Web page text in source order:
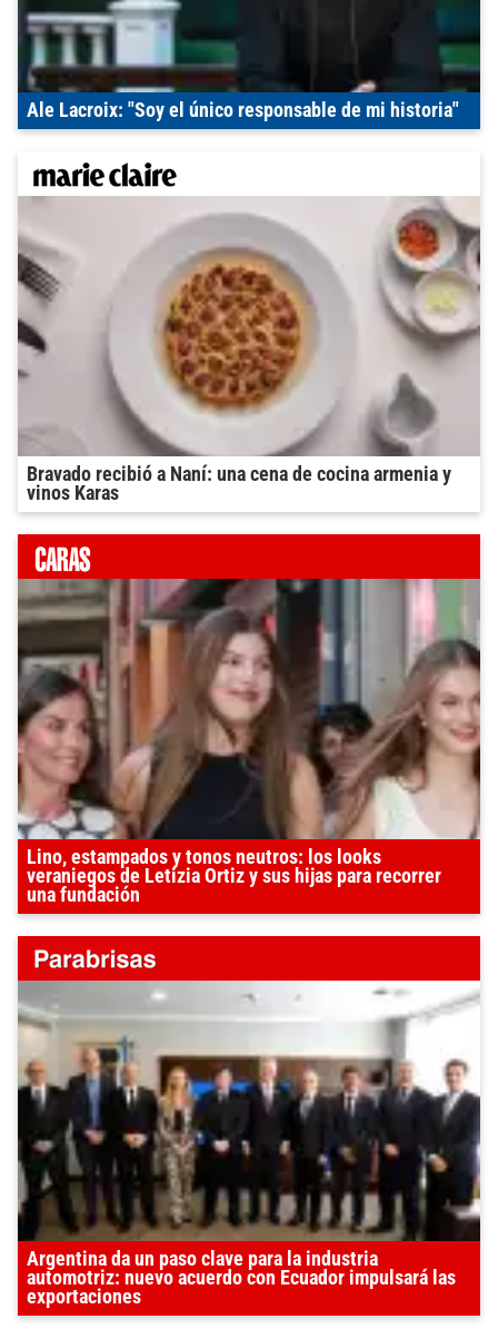
Ale Lacroix: "Soy el único responsable de mi historia"
Bravado recibió a Naní: una cena de cocina armenia y
vinos Karas
Lino, estampados y tonos neutros: los looks
veraniegos de Letizia Ortiz y sus hijas para recorrer
una fundación
Argentina da un paso clave para la industria
automotriz: nuevo acuerdo con Ecuador impulsará las
exportaciones